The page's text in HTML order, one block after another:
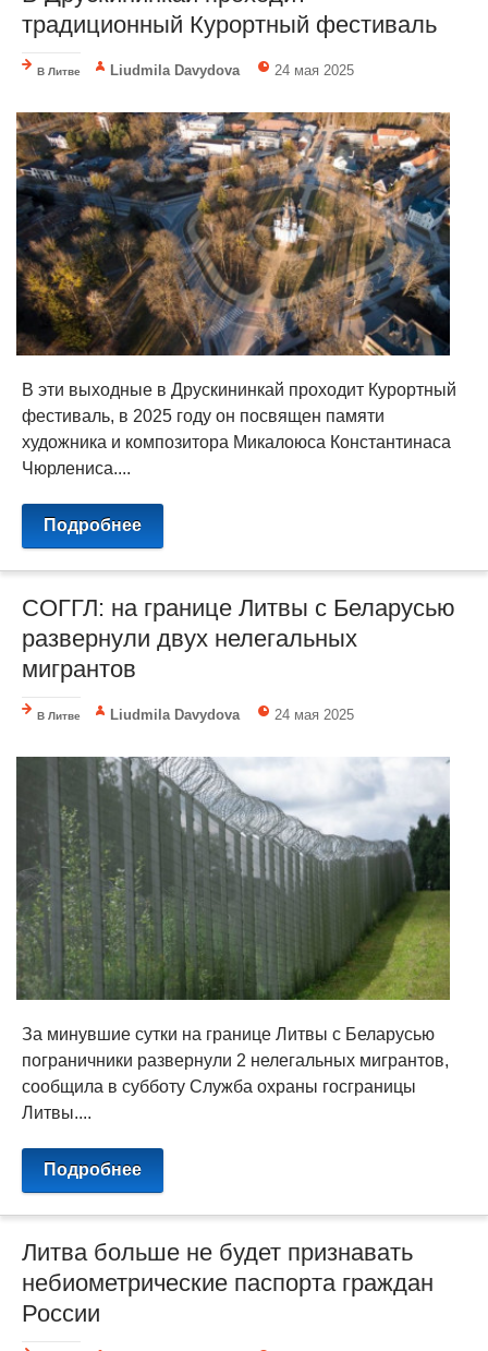
традиционный Курортный фестиваль
В Литве Liudmila Davydova 24 мая 2025
В эти выходные в Друскининкай проходит Курортный
фестиваль, в 2025 году он посвящен памяти
художника и композитора Микалоюса Константинаса
Чюрлениса....
Подробнее
СОГГЛ: на границе Литвы с Беларусью
развернули двух нелегальных
мигрантов
В Литве Liudmila Davydova 24 мая 2025
За минувшие сутки на границе Литвы с Беларусью
пограничники развернули 2 нелегальных мигрантов,
сообщила в субботу Служба охраны госграницы
Литвы....
Подробнее
Литва больше не будет признавать
небиометрические паспорта граждан
России